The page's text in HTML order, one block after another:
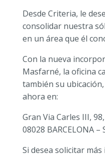
Desde Criteria, le
consolidar nuestra
en un área que él
Con la nueva
Masfarné, la oficina
también su
ahora en:
Gran Via Carles III,
08028 BARCELONA –
Si desea solicitar